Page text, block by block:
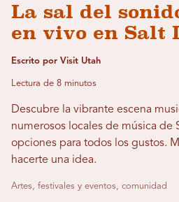
La sal del
en vivo en Salt
Escrito por Visit Utah
Lectura de 8 minutos
Descubre la vibrante escena
numerosos locales de música de
opciones para todos los gustos.
hacerte una idea.
Artes, festivales y eventos, comunidad